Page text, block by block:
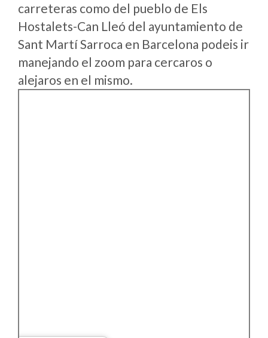
carreteras como del pueblo de Els
Hostalets-Can Lleó del ayuntamiento de
Sant Martí Sarroca en Barcelona podeis ir
manejando el zoom para cercaros o
alejaros en el mismo.